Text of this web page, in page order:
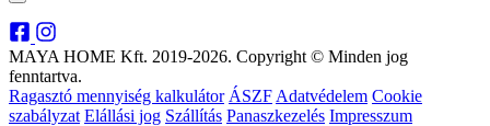
MAYA HOME Kft. 2019-2026. Copyright © Minden jog
fenntartva.
Ragasztó mennyiség kalkulátor ÁSZF Adatvédelem Cookie
szabályzat Elállási jog Szállítás Panaszkezelés Impresszum